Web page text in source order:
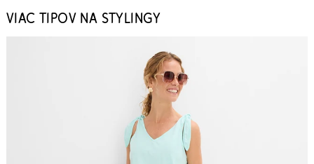
VIAC TIPOV NA STYLINGY